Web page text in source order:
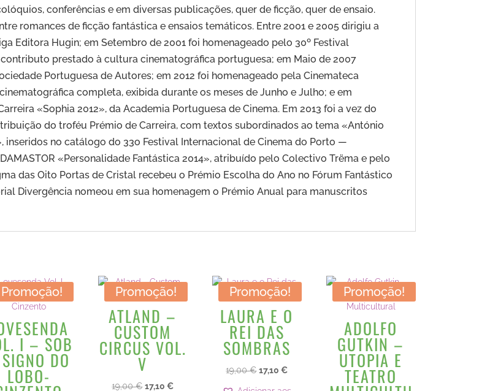
conferências e em diversas publicações, quer de ficção, quer de ensaio.
romances de ficção fantástica e ensaios temáticos. Entre 2001 e 2005 dirigiu a
Editora Hugin; em Setembro de 2001 foi homenageado pelo 30º Festival
contributo prestado à cultura cinematográfica portuguesa; em Maio de 2007
Portuguesa de Autores; em 2012 foi homenageado pela Cinemateca
completa, exibida durante os meses de Junho e Julho; e em
«Sophia 2012», da Academia Portuguesa de Cinema. Em 2013 foi a vez do
do troféu Prémio de Carreira, com textos subordinados ao tema «António
inseridos no catálogo do 33o Festival Internacional de Cinema do Porto —
«Personalidade Fantástica 2014», atribuído pelo Colectivo Trëma e pelo
das Oito Portas de Cristal recebeu o Prémio Escolha do Ano no Fórum Fantástico
Divergência nomeou em sua homenagem o Prémio Anual para manuscritos
Promoção!
I – SOB
DO
LOBO-
Promoção!
ATLAND –
CUSTOM
CIRCUS VOL.
V
19,00€ O
17,10€O
Promoção!
LAURA E O
REI DAS
SOMBRAS
19,00€ O
17,10€O
Promoção!
ADOLFO
GUTKIN –
UTOPIA E
TEATRO